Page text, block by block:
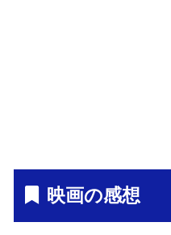
映画の感想